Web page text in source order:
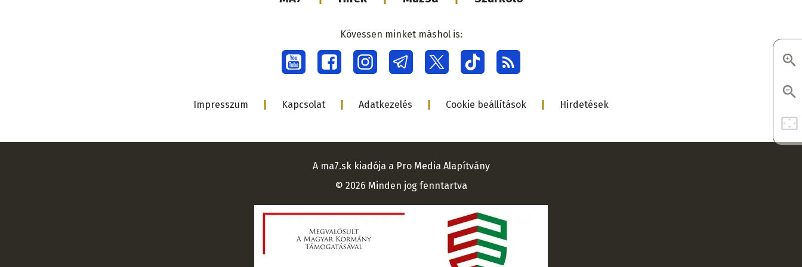
médiacsalád
Social
menu
Kövessen minket máshol is:
Lábléc
Impresszum Kapcsolat Adatkezelés Cookie beállítások Hirdetések
A ma7.sk kiadója a Pro Media Alapítvány
© 2026 Minden jog fenntartva